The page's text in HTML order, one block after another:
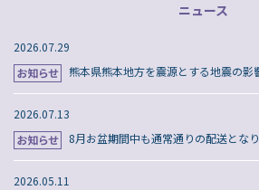
ニュース
2026.07.29
熊本県熊本地方を震源とする地震の影
2026.07.13
8月お盆期間中も通常通りの配送とな
2026.05.11